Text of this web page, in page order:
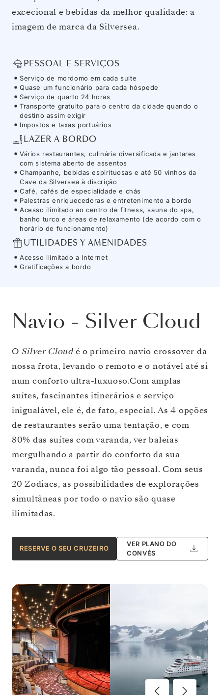
excecional e bebidas da melhor qualidade: a
imagem de marca da Silversea.
PESSOAL E SERVIÇOS
Serviço de mordomo em cada suite
Quase um funcionário para cada hóspede
Serviço de quarto 24 horas
Transporte gratuito para o centro da cidade quando o
destino assim exigir
Impostos e taxas portuários
LAZER A BORDO
Vários restaurantes, culinária diversificada e jantares
com sistema aberto de assentos
Champanhe, bebidas espirituosas e até 50 vinhos da
Cave da Silversea à discrição
Café, cafés de especialidade e chás
Palestras enriquecedoras e entretenimento a bordo
Acesso ilimitado ao centro de fitness, sauna do spa,
banho turco e áreas de relaxamento (de acordo com o
horário de funcionamento)
UTILIDADES Y AMENIDADES
Acesso ilimitado a Internet
Gratificações a bordo
Navio - Silver Cloud
O Silver Cloudé o primeiro navio crossover da
nossa frota, levando o remoto e o notável até si
num conforto ultra-luxuoso.Com amplas
suítes, fascinantes itinerários e serviço
inigualável, ele é, de fato, especial. As 4 opções
de restaurantes serão uma tentação, e com
80% das suítes com varanda, ver baleias
mergulhando a partir do conforto da sua
varanda, nunca foi algo tão pessoal. Com seus
20 Zodiacs, as possibilidades de explorações
simultâneas por todo o navio são quase
ilimitadas.
RESERVE O SEU CRUZEIRO
VER PLANO DO
CONVÉS